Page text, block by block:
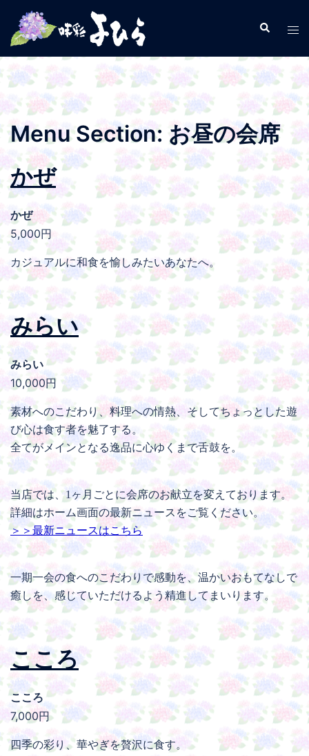
テ
ン
ツ
へ
ス
キ
プ
検
ト
メ
ニ
ー
Menu Section: お昼の会席
かぜ
かぜ
5,000円
カジュアルに和食を愉しみたいあなたへ。
みらい
みらい
10,000円
素材へのこだわり、料理への情熱、そしてちょっとした遊
び心は食す者を魅了する。
全てがメインとなる逸品に心ゆくまで舌鼓を。
当店では、1ヶ月ごとに会席のお献立を変えております。
詳細はホーム画面の最新ニュースをご覧ください。
＞＞最新ニュースはこちら
一期一会の食へのこだわりで感動を、温かいおもてなしで
癒しを、感じていただけるよう精進してまいります。
こころ
こころ
7,000円
四季の彩り、華やぎを贅沢に食す。